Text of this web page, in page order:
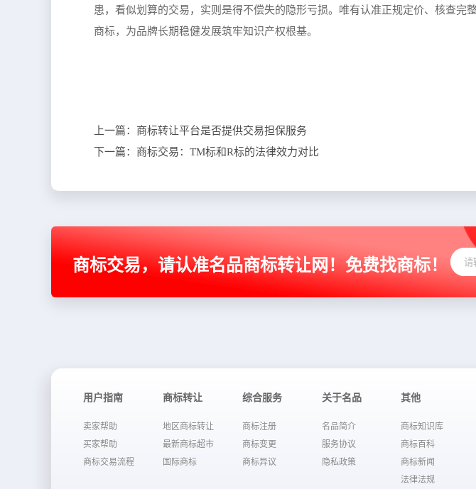
患，看似划算的交易，实则是得不偿失的隐形亏损。唯有认准正规定价、核查完
商标，为品牌长期稳健发展筑牢知识产权根基。
上一篇： 商标转让平台是否提供交易担保服务
下一篇： 商标交易：TM标和R标的法律效力对比
商标交易，请认准名品商标转让网！免费找商标！
用户指南
卖家帮助
买家帮助
商标交易流程
商标转让
地区商标转让
最新商标超市
国际商标
综合服务
商标注册
商标变更
商标异议
关于名品
名品简介
服务协议
隐私政策
其他
商标知识库
商标百科
商标新闻
法律法规